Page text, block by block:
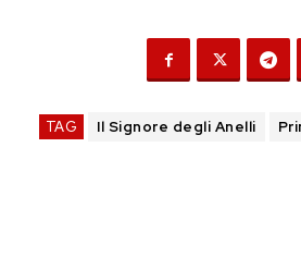
TAG Il Signore degli Anelli